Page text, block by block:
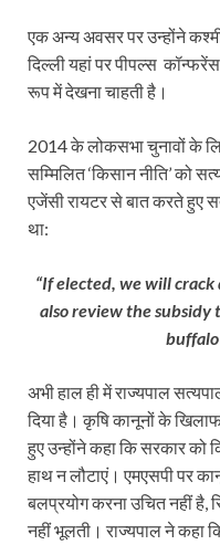
एक अन्य अवसर पर उन्होंने
दिल्ली यहां पर पीपल्स
रूप में देखना चाहती है।
2014 के लोकसभा चुनावों के
सम्मि‍लित ‘किसान नीति’ को
एजेंसी रायटर से बात करते हुए
था:
“If elected, we will
also review the subsidy
buffalo
अभी हाल ही में राज्यपाल
दिया है। कृषि कानूनों के
हुए उन्‍होंने कहा कि सरकार को
हाथ न लौटाएं। एमएसपी पर
बलप्रयोग करना उचित नहीं
नहीं भूलती। राज्यपाल ने कहा